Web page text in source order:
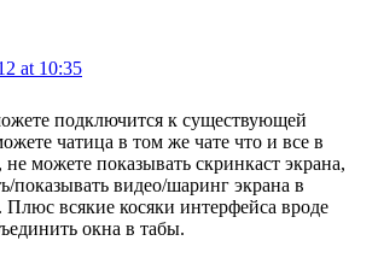
at 10:35
подключится к существующей
чатица в том же чате что и все в
можете показывать скринкаст экрана,
показывать видео/шаринг экрана в
Плюс всякие косяки интерфейса вроде
окна в табы.